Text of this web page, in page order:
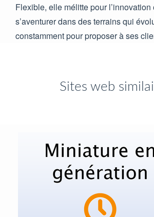
Flexible, elle mélitte pour l’innovation
s’aventurer dans des terrains qui
constamment pour proposer à ses
Sites web